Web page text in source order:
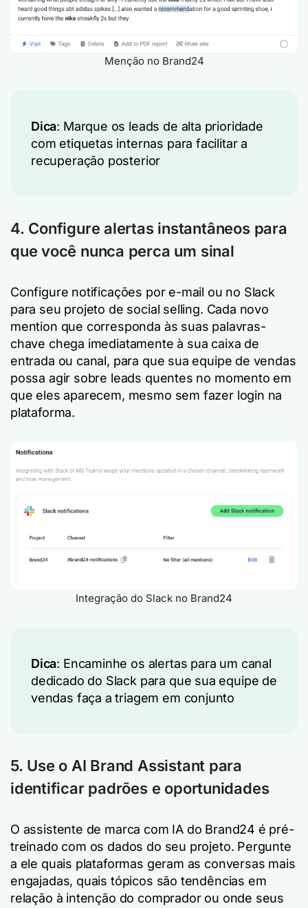
Menção no Brand24
Dica: Marque os leads de alta prioridade
com etiquetas internas para facilitar a
recuperação posterior
4. Configure alertas instantâneos para
que você nunca perca um sinal
Configure notificações por e-mail ou no Slack
para seu projeto de social selling. Cada novo
mention que corresponda às suas palavras-
chave chega imediatamente à sua caixa de
entrada ou canal, para que sua equipe de vendas
possa agir sobre leads quentes no momento em
que eles aparecem, mesmo sem fazer login na
plataforma.
Integração do Slack no Brand24
Dica: Encaminhe os alertas para um canal
dedicado do Slack para que sua equipe de
vendas faça a triagem em conjunto
5. Use o AI Brand Assistant para
identificar padrões e oportunidades
O assistente de marca com IA do Brand24 é pré-
treinado com os dados do seu projeto. Pergunte
a ele quais plataformas geram as conversas mais
engajadas, quais tópicos são tendências em
relação à intenção do comprador ou onde seus